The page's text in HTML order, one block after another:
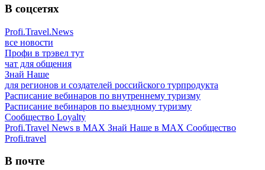
В соцсетях
Profi.Travel.News
все новости
Профи в трэвел тут
чат для общения
Знай Наше
для регионов и создателей российского турпродукта
Расписание вебинаров по внутреннему туризму
Расписание вебинаров по выездному туризму
Сообщество Loyalty
Profi.Travel News в MAX Знай Наше в MAX Сообщество
Profi.travel
В почте